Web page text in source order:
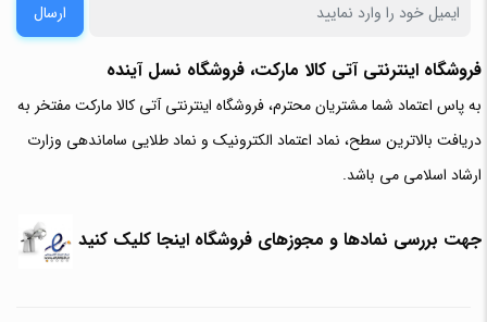
ارسال
فروشگاه اینترنتی آتی‌ کالا مارکت، فروشگاه نسل آینده
به پاس اعتماد شما مشتریان محترم، فروشگاه اینترنتی آتی کالا مارکت مفتخر به
دریافت بالاترین سطح، نماد اعتماد الکترونیک و نماد طلایی ساماندهی وزارت
ارشاد اسلامی می باشد.
جهت بررسی نمادها و مجوزهای فروشگاه اینجا کلیک کنید